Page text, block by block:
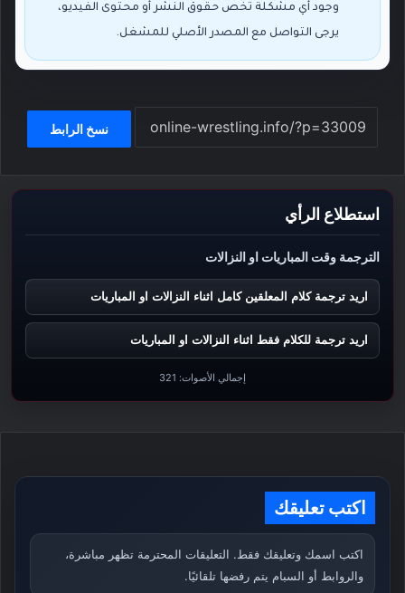
وجود أي مشكلة تخص حقوق النشر أو محتوى الفيديو،
يرجى التواصل مع المصدر الأصلي للمشغل.
نسخ الرابط
استطلاع الرأي
الترجمة وقت المباريات او النزالات
اريد ترجمة كلام المعلقين كامل اثناء النزالات او المباريات
اريد ترجمة للكلام فقط اثناء النزالات او المباريات
إجمالي الأصوات: 321
اكتب تعليقك
اكتب اسمك وتعليقك فقط. التعليقات المحترمة تظهر مباشرة،
والروابط أو السبام يتم رفضها تلقائيًا.